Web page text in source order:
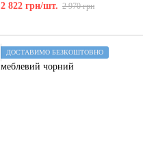
2 822 грн/шт. 2 970 грн
ДОСТАВИМО БЕЗКОШТОВНО